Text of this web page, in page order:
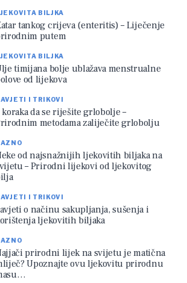
BILJKA
tankog crijeva (enteritis) – Liječenje
putem
BILJKA
timijana bolje ublažava menstrualne
od lijekova
I TRIKOVI
koraka da se riješite grlobolje –
metodama zaliječite grlobolju
od najsnažnijih ljekovitih biljaka na
– Prirodni lijekovi od ljekovitog
I TRIKOVI
o načinu sakupljanja, sušenja i
ljekovitih biljaka
prirodni lijek na svijetu je matična
Upoznajte ovu ljekovitu prirodnu